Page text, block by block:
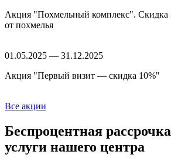
Акция "Похмельный комплекс". Скидка
от похмелья
01.05.2025 — 31.12.2025
Акция "Первый визит — скидка 10%"
Все акции
Беспроцентная рассрочка
услуги нашего центра